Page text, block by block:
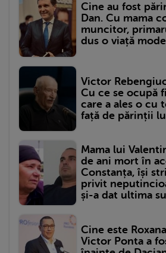
Cine au fost
Dan. Cu mama
muncitor,
dus o viață
Victor
Cu ce se ocupă
care a ales o cu
față de părinții
Mama lui
de ani mort în
Constanța, își
privit
și-a dat ultima
Cine este
Victor Ponta a